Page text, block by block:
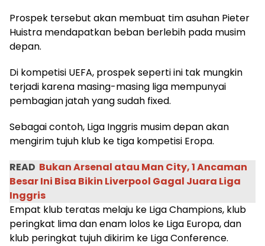
Prospek tersebut akan membuat tim asuhan Pieter
Huistra mendapatkan beban berlebih pada musim
depan.
Di kompetisi UEFA, prospek seperti ini tak mungkin
terjadi karena masing-masing liga mempunyai
pembagian jatah yang sudah fixed.
Sebagai contoh, Liga Inggris musim depan akan
mengirim tujuh klub ke tiga kompetisi Eropa.
READ Bukan Arsenal atau Man City, 1 Ancaman
Besar Ini Bisa Bikin Liverpool Gagal Juara Liga
Inggris
Empat klub teratas melaju ke Liga Champions, klub
peringkat lima dan enam lolos ke Liga Europa, dan
klub peringkat tujuh dikirim ke Liga Conference.